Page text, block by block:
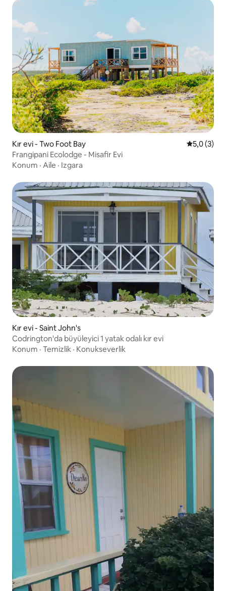
Kır evi - Two Foot Bay 55,0 (3)
Frangipani Ecolodge - Misafir Evi
Konum · Aile · Izgara
Kır evi - Saint John's
Codrington'da büyüleyici 1 yatak odalı kır evi
Konum · Temizlik · Konukseverlik